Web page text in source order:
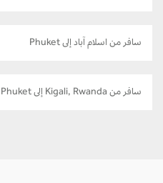
سافر من اسلام آباد إلى Phuket
سافر من Kigali, Rwanda إلى Phuket